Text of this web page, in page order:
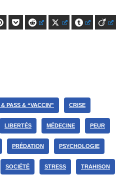
PinterestPocket Reddit X Tumblr Viadeo
PASS & “VACCIN” CRISE
LIBERTÉS MÉDECINE PEUR
PRÉDATION PSYCHOLOGIE
SOCIÉTÉ STRESS TRAHISON